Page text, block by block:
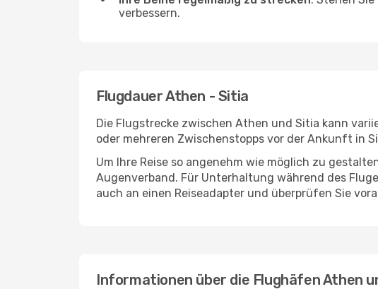
verbessern.
Flugdauer Athen - Sitia
Die Flugstrecke zwischen Athen und Sitia kann
oder mehreren Zwischenstopps vor der Ankunft in
Um Ihre Reise so angenehm wie möglich zu
Augenverband. Für Unterhaltung während des
auch an einen Reiseadapter und überprüfen Sie
Informationen über die Flughäfen Athen